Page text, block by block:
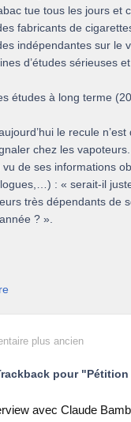
tue tous les jours et
fabricants de
indépendantes sur le
d’études sérieuses
études à long terme
le recule
chez les vapoteurs.
vu de ses informations
: « serait-il
très dépendants de
? ».
plus ancien
pour
avec Claude